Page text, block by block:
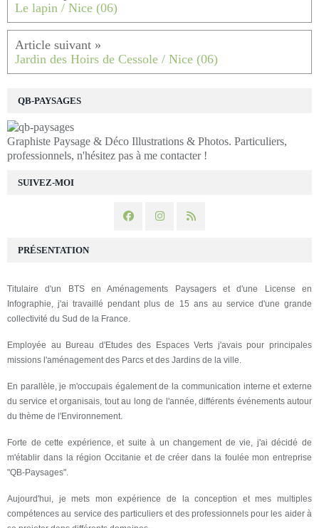
Le lapin / Nice (06)
Jardin des Hoirs de Cessole / Nice (06)
SUIVEZ-MOI
QB-PAYSAGES
Graphiste Paysage & Déco Illustrations & Photos. Particuliers,
professionnels, n'hésitez pas à me contacter !
PRÉSENTATION
Titulaire d'un BTS en Aménagements Paysagers et d'une License en
Infographie, j'ai travaillé pendant plus de 15 ans au service d'une grande
collectivité du Sud de la France.
Employée au Bureau d'Etudes des Espaces Verts j'avais pour principales
missions l'aménagement des Parcs et des Jardins de la ville.
En parallèle, je m'occupais également de la communication interne et externe
du service et organisais, tout au long de l'année, différents événements autour
du thème de l'Environnement.
Forte de cette expérience, et suite à un changement de vie, j'ai décidé de
m'établir dans la région Occitanie et de créer dans la foulée mon entreprise
"QB-Paysages".
Aujourd'hui, je mets mon expérience de la conception et mes multiples
compétences au service des particuliers et des professionnels pour les aider à